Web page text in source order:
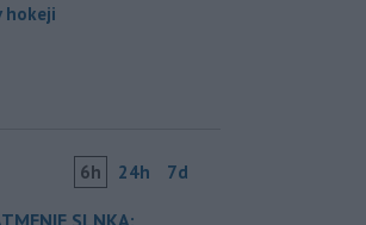
hokeji
6h 24h 7d